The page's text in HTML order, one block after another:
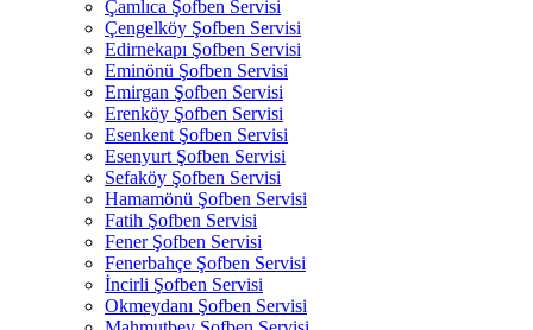
Çamlıca Şofben Servisi
Çengelköy Şofben Servisi
Edirnekapı Şofben Servisi
Eminönü Şofben Servisi
Emirgan Şofben Servisi
Erenköy Şofben Servisi
Esenkent Şofben Servisi
Esenyurt Şofben Servisi
Sefaköy Şofben Servisi
Hamamönü Şofben Servisi
Fatih Şofben Servisi
Fener Şofben Servisi
Fenerbahçe Şofben Servisi
İncirli Şofben Servisi
Okmeydanı Şofben Servisi